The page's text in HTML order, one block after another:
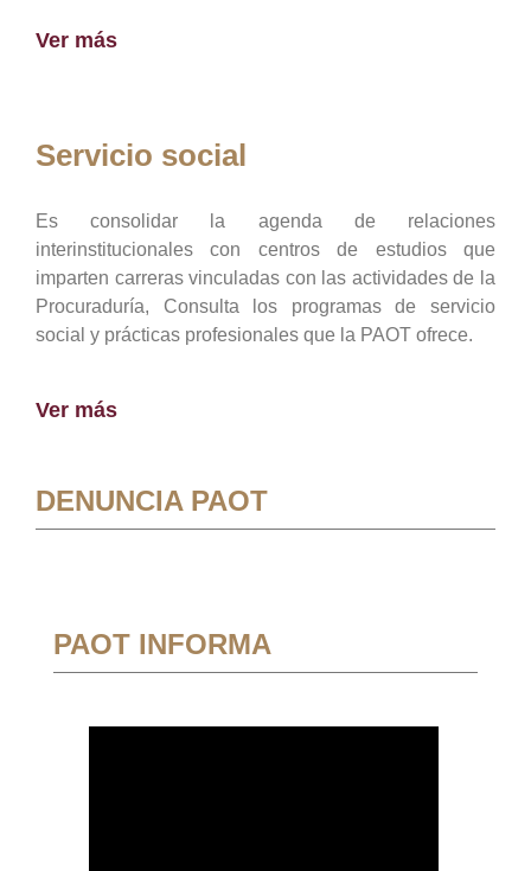
Ver más
Servicio social
Es consolidar la agenda de relaciones
interinstitucionales con centros de estudios que
imparten carreras vinculadas con las actividades de la
Procuraduría, Consulta los programas de servicio
social y prácticas profesionales que la PAOT ofrece.
Ver más
DENUNCIA PAOT
PAOT INFORMA